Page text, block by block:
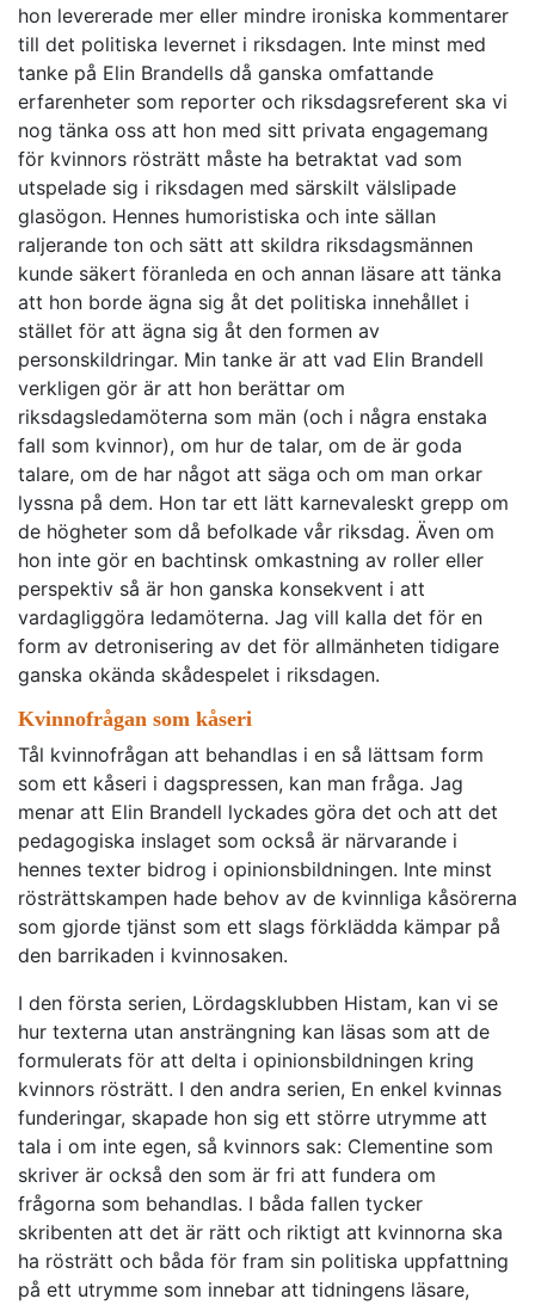
hon levererade mer eller mindre ironiska kommentarer
till det politiska levernet i riksdagen. Inte minst med
tanke på Elin Brandells då ganska omfattande
erfarenheter som reporter och riksdagsreferent ska vi
nog tänka oss att hon med sitt privata engagemang
för kvinnors rösträtt måste ha betraktat vad som
utspelade sig i riksdagen med särskilt välslipade
glasögon. Hennes humoristiska och inte sällan
raljerande ton och sätt att skildra riksdagsmännen
kunde säkert föranleda en och annan läsare att tänka
att hon borde ägna sig åt det politiska innehållet i
stället för att ägna sig åt den formen av
personskildringar. Min tanke är att vad Elin Brandell
verkligen gör är att hon berättar om
riksdagsledamöterna som män (och i några enstaka
fall som kvinnor), om hur de talar, om de är goda
talare, om de har något att säga och om man orkar
lyssna på dem. Hon tar ett lätt karnevaleskt grepp om
de högheter som då befolkade vår riksdag. Även om
hon inte gör en bachtinsk omkastning av roller eller
perspektiv så är hon ganska konsekvent i att
vardagliggöra ledamöterna. Jag vill kalla det för en
form av detronisering av det för allmänheten tidigare
ganska okända skådespelet i riksdagen.
Kvinnofrågan som kåseri
Tål kvinnofrågan att behandlas i en så lättsam form
som ett kåseri i dagspressen, kan man fråga. Jag
menar att Elin Brandell lyckades göra det och att det
pedagogiska inslaget som också är närvarande i
hennes texter bidrog i opinionsbildningen. Inte minst
rösträttskampen hade behov av de kvinnliga kåsörerna
som gjorde tjänst som ett slags förklädda kämpar på
den barrikaden i kvinnosaken.
I den första serien, Lördagsklubben Histam, kan vi se
hur texterna utan ansträngning kan läsas som att de
formulerats för att delta i opinionsbildningen kring
kvinnors rösträtt. I den andra serien, En enkel kvinnas
funderingar, skapade hon sig ett större utrymme att
tala i om inte egen, så kvinnors sak: Clementine som
skriver är också den som är fri att fundera om
frågorna som behandlas. I båda fallen tycker
skribenten att det är rätt och riktigt att kvinnorna ska
ha rösträtt och båda för fram sin politiska uppfattning
på ett utrymme som innebar att tidningens läsare,